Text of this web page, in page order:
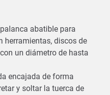
abatible para
herramientas, discos de
un diámetro de hasta
encajada de forma
y soltar la tuerca de